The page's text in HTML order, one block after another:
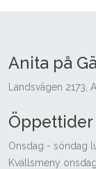
Anita på
Landsvägen
Onsdag - söndag
Kvällsmeny